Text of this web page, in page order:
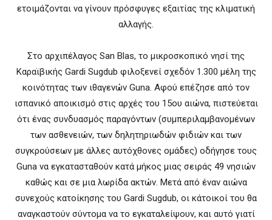
ετοιμάζονται να γίνουν πρόσφυγες εξαιτίας της κλιματική
αλλαγής.
Στο αρχιπέλαγος San Blas, το μικροσκοπικό νησί της
Καραϊβικής Gardi Sugdub φιλοξενεί σχεδόν 1.300 μέλη της
κοινότητας των ιθαγενών Guna. Αφού επέζησε από τον
ισπανικό αποικισμό στις αρχές του 15ου αιώνα, πιστεύεται
ότι ένας συνδυασμός παραγόντων (συμπεριλαμβανομένων
των ασθενειών, των δηλητηριωδών φιδιών και των
συγκρούσεων με άλλες αυτόχθονες ομάδες) οδήγησε τους
Guna να εγκατασταθούν κατά μήκος μιας σειράς 49 νησιών
καθώς και σε μια λωρίδα ακτών. Μετά από έναν αιώνα
συνεχούς κατοίκησης του Gardi Sugdub, οι κάτοικοί του θα
αναγκαστούν σύντομα να το εγκαταλείψουν, και αυτό γιατί